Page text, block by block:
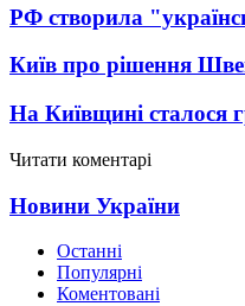
РФ створила
Київ про рішення
На Київщині сталося
Читати коментарі
Новини України
Останні
Популярні
Коментовані